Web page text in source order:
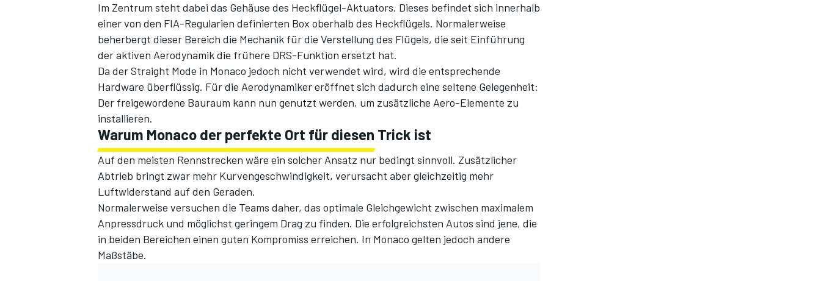
SPORTWAGEN
Im Zentrum steht dabei das Gehäuse des Heckflügel-Aktuators. Dieses befindet sich innerhalb
einer von den FIA-Regularien definierten Box oberhalb des Heckflügels. Normalerweise
beherbergt dieser Bereich die Mechanik für die Verstellung des Flügels, die seit Einführung
der aktiven Aerodynamik die frühere DRS-Funktion ersetzt hat.
Da der Straight Mode in Monaco jedoch nicht verwendet wird, wird die entsprechende
Hardware überflüssig. Für die Aerodynamiker eröffnet sich dadurch eine seltene Gelegenheit:
Der freigewordene Bauraum kann nun genutzt werden, um zusätzliche Aero-Elemente zu
installieren.
Warum Monaco der perfekte Ort für diesen Trick ist
Auf den meisten Rennstrecken wäre ein solcher Ansatz nur bedingt sinnvoll. Zusätzlicher
Abtrieb bringt zwar mehr Kurvengeschwindigkeit, verursacht aber gleichzeitig mehr
Luftwiderstand auf den Geraden.
Normalerweise versuchen die Teams daher, das optimale Gleichgewicht zwischen maximalem
Anpressdruck und möglichst geringem Drag zu finden. Die erfolgreichsten Autos sind jene, die
in beiden Bereichen einen guten Kompromiss erreichen. In Monaco gelten jedoch andere
Maßstäbe.